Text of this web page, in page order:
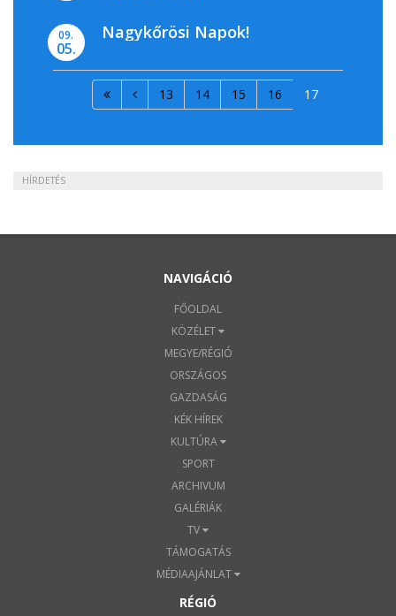
09.
05.
Nagykőrösi Napok!
13 14 15 16 17
HÍRDETÉS
NAVIGÁCIÓ
FŐOLDAL
KÖZÉLET
MEGYE/RÉGIÓ
ORSZÁGOS
GAZDASÁG
KÉK HÍREK
KULTÚRA
SPORT
ARCHIVUM
GALÉRIÁK
TV
TÁMOGATÁS
MÉDIAAJÁNLAT
RÉGIÓ